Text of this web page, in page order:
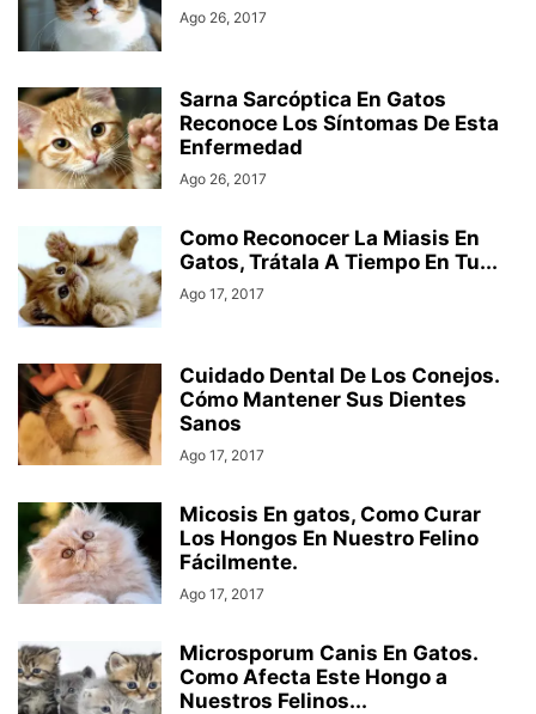
Ago 26, 2017
Sarna Sarcóptica En Gatos
Reconoce Los Síntomas De Esta
Enfermedad
Ago 26, 2017
Como Reconocer La Miasis En
Gatos, Trátala A Tiempo En Tu...
Ago 17, 2017
Cuidado Dental De Los Conejos.
Cómo Mantener Sus Dientes
Sanos
Ago 17, 2017
Micosis En gatos, Como Curar
Los Hongos En Nuestro Felino
Fácilmente.
Ago 17, 2017
Microsporum Canis En Gatos.
Como Afecta Este Hongo a
Nuestros Felinos...